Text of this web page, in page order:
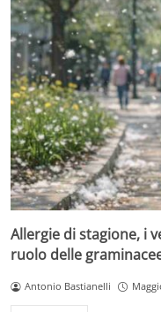
Allergie di stagione, i
ruolo delle
Antonio Bastianelli